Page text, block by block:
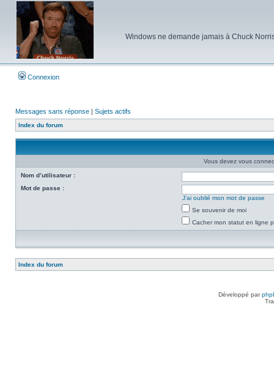
Windows ne demande jamais à Chuck
Connexion
Messages sans réponse | Sujets actifs
Index du forum
Vous devez vous
Nom d’utilisateur :
Mot de passe :
J’ai oublié mon mot de passe
Se souvenir de moi
Cacher mon statut en ligne
Index du forum
Développé par